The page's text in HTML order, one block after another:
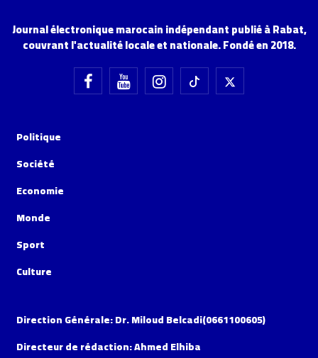
Journal électronique marocain indépendant publié à Rabat,
couvrant l'actualité locale et nationale. Fondé en 2018.
Politique
Société
Economie
Monde
Sport
Culture
Direction Générale: Dr. Miloud Belcadi(0661100605)
Directeur de rédaction: Ahmed Elhiba